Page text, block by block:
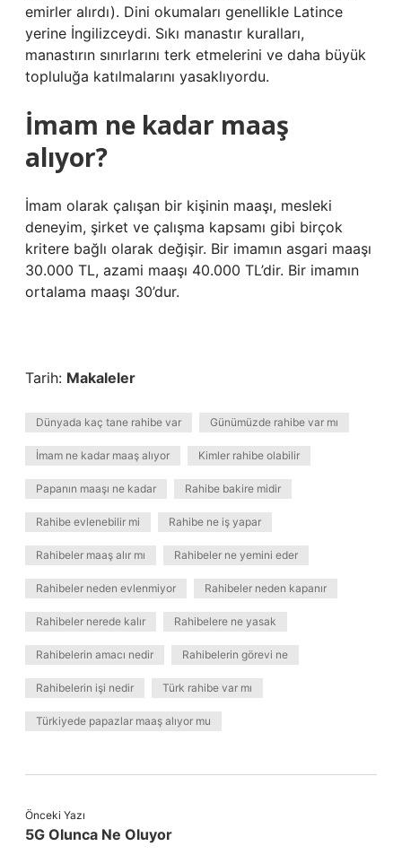
emirler alırdı). Dini okumaları genellikle Latince
yerine İngilizceydi. Sıkı manastır kuralları,
manastırın sınırlarını terk etmelerini ve daha büyük
topluluğa katılmalarını yasaklıyordu.
İmam ne kadar maaş
alıyor?
İmam olarak çalışan bir kişinin maaşı, mesleki
deneyim, şirket ve çalışma kapsamı gibi birçok
kritere bağlı olarak değişir. Bir imamın asgari maaşı
30.000 TL, azami maaşı 40.000 TL’dir. Bir imamın
ortalama maaşı 30’dur.
Tarih: Makaleler
Dünyada kaç tane rahibe var Günümüzde rahibe var mı
İmam ne kadar maaş alıyor Kimler rahibe olabilir
Papanın maaşı ne kadar Rahibe bakire midir
Rahibe evlenebilir mi Rahibe ne iş yapar
Rahibeler maaş alır mı Rahibeler ne yemini eder
Rahibeler neden evlenmiyor Rahibeler neden kapanır
Rahibeler nerede kalır Rahibelere ne yasak
Rahibelerin amacı nedir Rahibelerin görevi ne
Rahibelerin işi nedir Türk rahibe var mı
Türkiyede papazlar maaş alıyor mu
Önceki Yazı
5G Olunca Ne Oluyor